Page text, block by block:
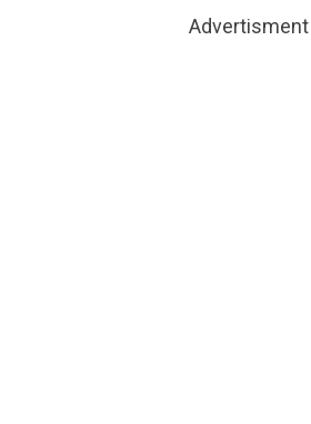
Advertisment